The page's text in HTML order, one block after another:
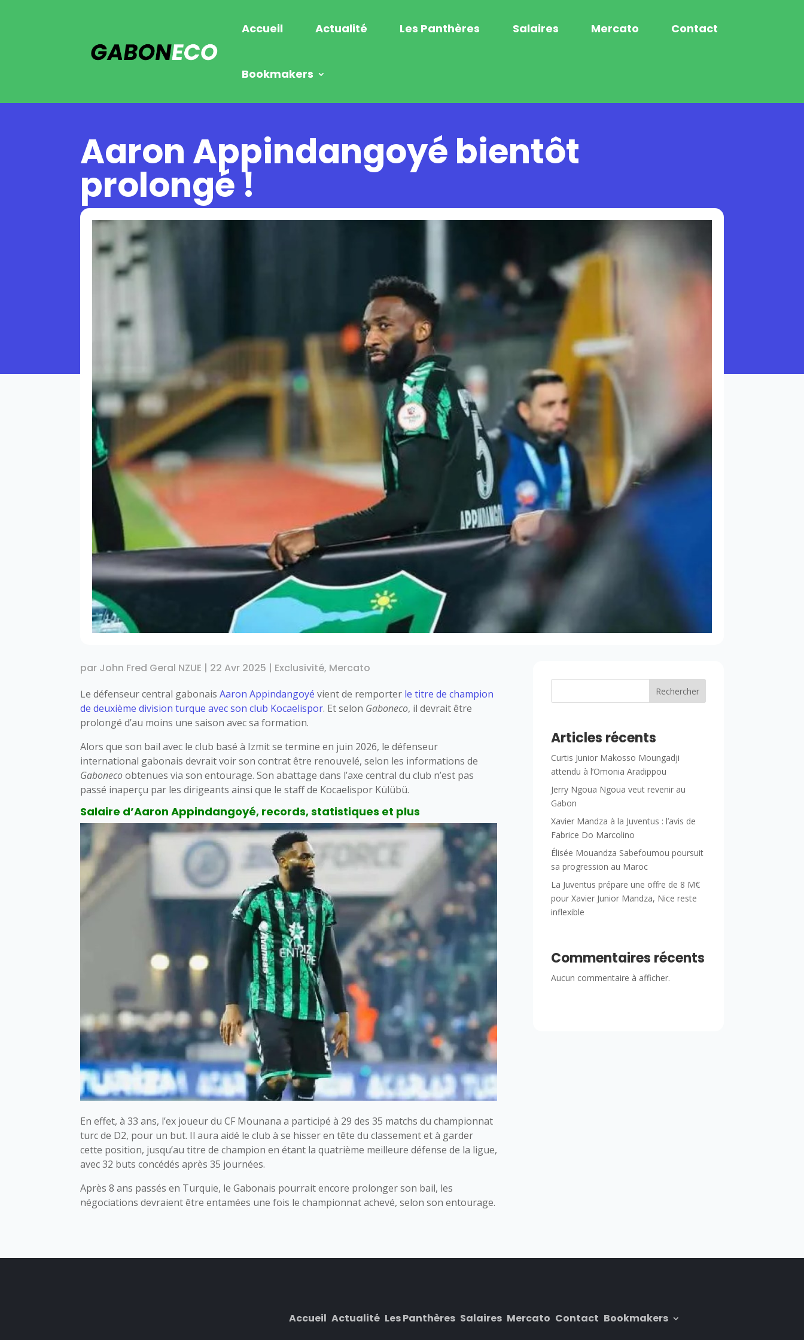
Accueil Actualité Les Panthères Salaires Mercato Contact
Bookmakers
Aaron Appindangoyé bientôt
prolongé !
par John Fred Geral NZUE | 22 Avr 2025 | Exclusivité, Mercato
Le défenseur central gabonaisAaron Appindangoyé vient de remporter le titre de champion
de deuxième division turque avec son club Kocaelispor. Et selon Gaboneco, il devrait être
prolongé d’au moins une saison avec sa formation.
Alors que son bail avec le club basé à Izmit se termine en juin 2026, le défenseur
international gabonais devrait voir son contrat être renouvelé, selon les informations de
Gabonecoobtenues via son entourage. Son abattage dans l’axe central du club n’est pas
passé inaperçu par les dirigeants ainsi que le staff de Kocaelispor Külübü.
Salaire d’Aaron Appindangoyé, records, statistiques et plus
En effet, à 33 ans, l’ex joueur du CF Mounana a participé à 29 des 35 matchs du championnat
turc de D2, pour un but. Il aura aidé le club à se hisser en tête du classement et à garder
cette position, jusqu’au titre de champion en étant la quatrième meilleure défense de la ligue,
avec 32 buts concédés après 35 journées.
Après 8 ans passés en Turquie, le Gabonais pourrait encore prolonger son bail, les
négociations devraient être entamées une fois le championnat achevé, selon son entourage.
Rechercher
Articles récents
Curtis Junior Makosso Moungadji
attendu à l’Omonia Aradippou
Jerry Ngoua Ngoua veut revenir au
Gabon
Xavier Mandza à la Juventus : l’avis de
Fabrice Do Marcolino
Élisée Mouandza Sabefoumou poursuit
sa progression au Maroc
La Juventus prépare une offre de 8 M€
pour Xavier Junior Mandza, Nice reste
inflexible
Commentaires récents
Aucun commentaire à afficher.
Accueil Actualité Les Panthères Salaires Mercato Contact Bookmakers